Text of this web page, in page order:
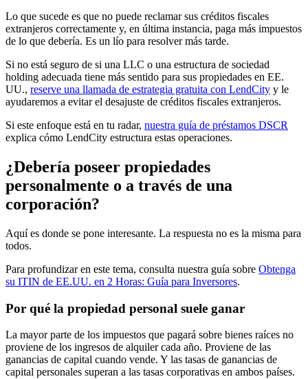
Lo que sucede es que no puede reclamar sus créditos fiscales
extranjeros correctamente y, en última instancia, paga más impuestos
de lo que debería. Es un lío para resolver más tarde.
Si no está seguro de si una LLC o una estructura de sociedad
holding adecuada tiene más sentido para sus propiedades en EE.
UU., reserve una llamada de estrategia gratuita con LendCity y le
ayudaremos a evitar el desajuste de créditos fiscales extranjeros.
Si este enfoque está en tu radar, nuestra guía de préstamos DSCR
explica cómo LendCity estructura estas operaciones.
¿Debería poseer propiedades
personalmente o a través de una
corporación?
Aquí es donde se pone interesante. La respuesta no es la misma para
todos.
Para profundizar en este tema, consulta nuestra guía sobre Obtenga
su ITIN de EE.UU. en 2 Horas: Guía para Inversores.
Por qué la propiedad personal suele ganar
La mayor parte de los impuestos que pagará sobre bienes raíces no
proviene de los ingresos de alquiler cada año. Proviene de las
ganancias de capital cuando vende. Y las tasas de ganancias de
capital personales superan a las tasas corporativas en ambos países.